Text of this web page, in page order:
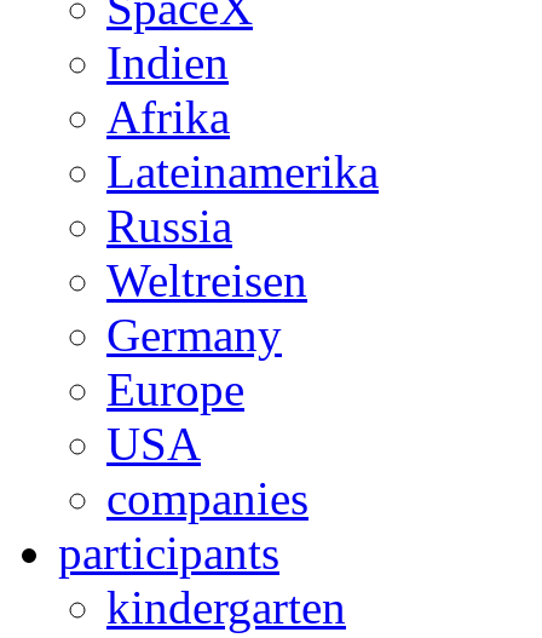
Indien
Afrika
Lateinamerika
Russia
Weltreisen
Germany
Europe
USA
companies
participants
kindergarten